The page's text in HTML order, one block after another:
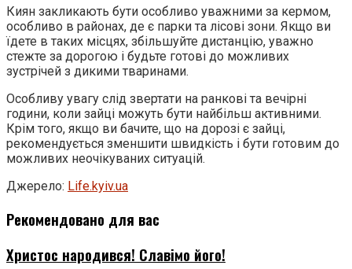
Киян закликають бути особливо уважними за кермом,
особливо в районах, де є парки та лісові зони. Якщо ви
їдете в таких місцях, збільшуйте дистанцію, уважно
стежте за дорогою і будьте готові до можливих
зустрічей з дикими тваринами.
Особливу увагу слід звертати на ранкові та вечірні
години, коли зайці можуть бути найбільш активними.
Крім того, якщо ви бачите, що на дорозі є зайці,
рекомендується зменшити швидкість і бути готовим до
можливих неочікуваних ситуацій.
Джерело: Life.kyiv.ua
Рекомендовано для вас
Христос народився! Славімо його!